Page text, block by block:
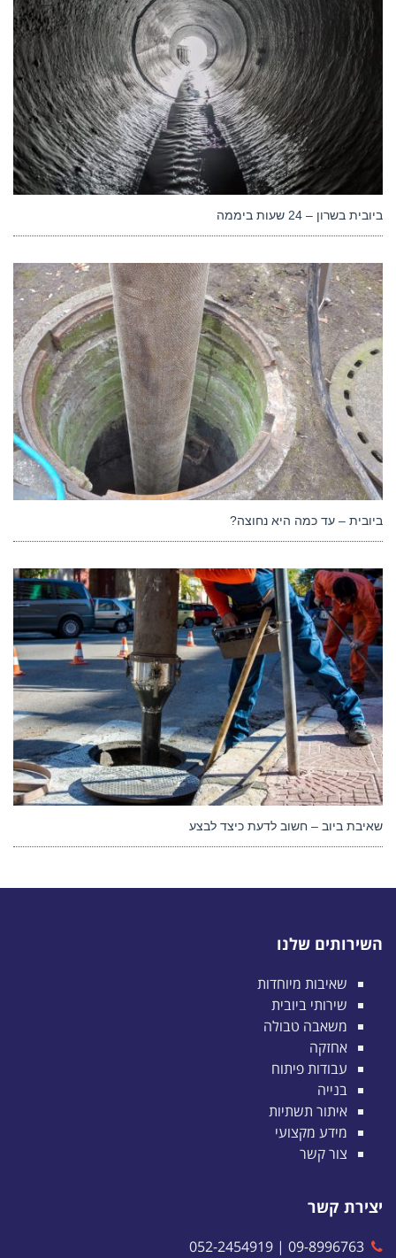
ביובית בשרון – 24 שעות ביממה
ביובית – עד כמה היא נחוצה?
שאיבת ביוב – חשוב לדעת כיצד לבצע
השירותים שלנו
שאיבות מיוחדות
שירותי ביובית
משאבה טבולה
אחזקה
עבודות פיתוח
בנייה
איתור תשתיות
מידע מקצועי
צור קשר
יצירת קשר
|
052-2454919